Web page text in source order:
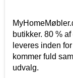
butikker. 80 %
leveres inden
kommer fuld
udvalg.